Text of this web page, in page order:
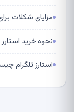
مزایای شکلات
نحوه خرید استارز
استارز تلگرام